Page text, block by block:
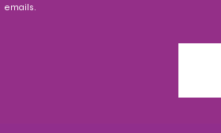
emails.